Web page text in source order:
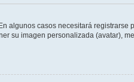
algunos casos necesitará
su imagen personalizada (avatar),